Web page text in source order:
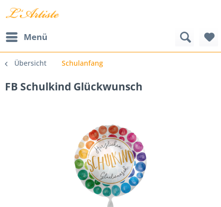
Menü
Übersicht Schulanfang
FB Schulkind Glückwunsch